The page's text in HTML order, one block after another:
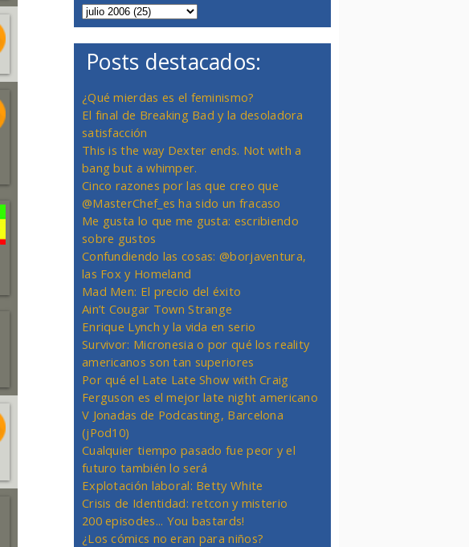
Posts destacados:
¿Qué mierdas es el feminismo?
El final de Breaking Bad y la desoladora
satisfacción
This is the way Dexter ends. Not with a
bang but a whimper.
Cinco razones por las que creo que
@MasterChef_es ha sido un fracaso
Me gusta lo que me gusta: escribiendo
sobre gustos
Confundiendo las cosas: @borjaventura,
las Fox y Homeland
Mad Men: El precio del éxito
Ain’t Cougar Town Strange
Enrique Lynch y la vida en serio
Survivor: Micronesia o por qué los reality
americanos son tan superiores
Por qué el Late Late Show with Craig
Ferguson es el mejor late night americano
V Jonadas de Podcasting, Barcelona
(jPod10)
Cualquier tiempo pasado fue peor y el
futuro también lo será
Explotación laboral: Betty White
Crisis de Identidad: retcon y misterio
200 episodes... You bastards!
¿Los cómics no eran para niños?